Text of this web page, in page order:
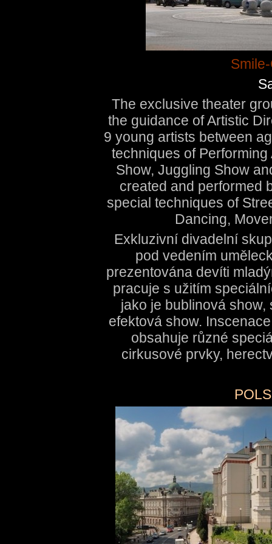
The exclusive theater
the guidance of Artistic
9 young artists between
techniques of
Show, Juggling Show
created and performed
special techniques of
Dancing,
Exkluzivní divadelní
pod vedením
prezentována devíti
pracuje s užitím
jako je bublinová
efektová show.
obsahuje různé
cirkusové prvky,